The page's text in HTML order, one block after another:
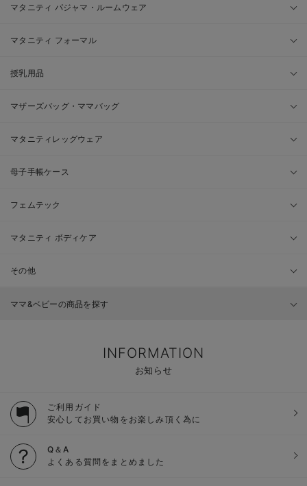
マタニティ パジャマ・ルームウェア
マタニティ フォーマル
授乳用品
マザーズバッグ・ママバッグ
マタニティレッグウェア
母子手帳ケース
フェムテック
マタニティ ボディケア
その他
ママ&ベビーの商品を探す
INFORMATION
お知らせ
ご利用ガイド
安心してお買い物をお楽しみ頂く為に
Q＆A
よくある質問をまとめました